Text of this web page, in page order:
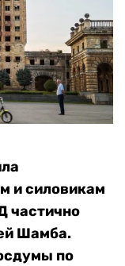
и силовикам
частично
Шамба.
по